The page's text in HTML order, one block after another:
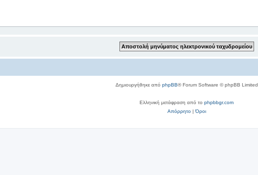
Δημιουργήθηκε από phpBB® Forum Software © phpBB Limited
Ελληνική μετάφραση από το phpbbgr.com
Απόρρητο|Όροι